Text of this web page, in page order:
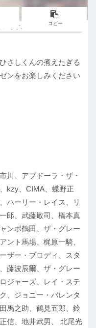
コピー
めます。
さしくんの煮えたぎる
ンをお楽しみください
川、アブドーラ・ザ・
kzy、CIMA、蝶野正
ハーリー・レイス、リ
郎、武藤敬司、橋本真
ンボ鶴田、ザ・グレー
ント馬場、梶原一騎、
ザー・ブロディ、スタ
藤波辰爾、ザ・グレー
ジャーズ、レイ・ステ
、ジョニー・バレンタ
馬之助、鶴見五郎、鈴
信、地井武男、 北尾光